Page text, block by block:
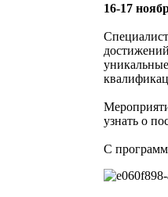
16-17
узнать о
С